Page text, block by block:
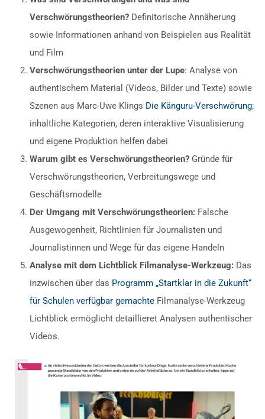
Verschwörungstheorien? Definitorische Annäherung
sowie Informationen anhand von Beispielen aus Realität
und Film
Verschwörungstheorien unter der Lupe: Analyse von
authentischem Material (Videos, Bilder und Texte) sowie
Szenen aus Marc-Uwe Klings Die Känguru-Verschwörung;
inhaltliche Kategorien, deren interaktive Visualisierung
und eigene Produktion helfen dabei
Warum gibt es Verschwörungstheorien? Gründe für
Verschwörungstheorien, Verbreitungswege und
Geschäftsmodelle
Der Umgang mit Verschwörungstheorien: Falsche
Ausgewogenheit, Richtlinien für Journalisten und
Journalistinnen und Wege für das eigene Handeln
Analyse mit dem Lichtblick Filmanalyse-Werkzeug: Das
inzwischen über das Programm „Startklar in die Zukunft“
für Schulen verfügbar gemachte Filmanalyse-Werkzeug
Lichtblick ermöglicht detaillieret Analysen authentischer
Videos.